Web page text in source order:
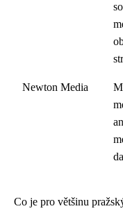
Newton Media
Co je pro většinu